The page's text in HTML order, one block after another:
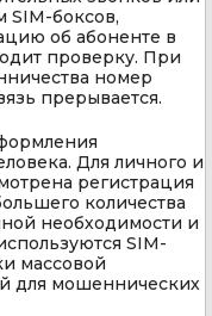
SIM-боксов,
об абоненте в
проверку. При
номер
прерывается.
Для личного и
регистрация
количества
необходимости и
SIM-
массовой
для мошеннических